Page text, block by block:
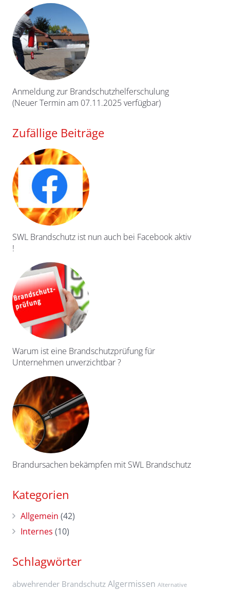
Anmeldung zur Brandschutzhelferschulung
(Neuer Termin am 07.11.2025 verfügbar)
Zufällige Beiträge
SWL Brandschutz ist nun auch bei Facebook aktiv
!
Warum ist eine Brandschutzprüfung für
Unternehmen unverzichtbar ?
Brandursachen bekämpfen mit SWL Brandschutz
Kategorien
Allgemein (42)
Internes (10)
Schlagwörter
abwehrender Brandschutz Algermissen Alternative